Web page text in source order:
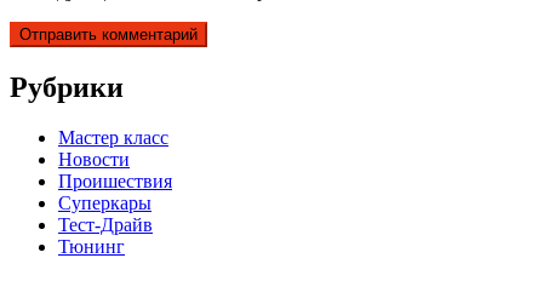
Рубрики
Мастер класс
Новости
Проишествия
Суперкары
Тест-Драйв
Тюнинг